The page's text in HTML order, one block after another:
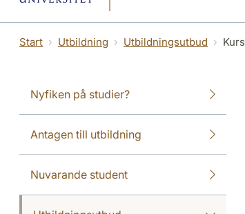
Start Utbildning Utbildningsutbud Kurs
Nyfiken på studier?
Antagen till utbildning
Nuvarande student